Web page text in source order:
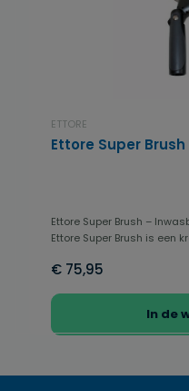
ETTORE
Ettore Super
Ettore Super Brush –
Ettore Super Brush is een
€ 75,95
In de